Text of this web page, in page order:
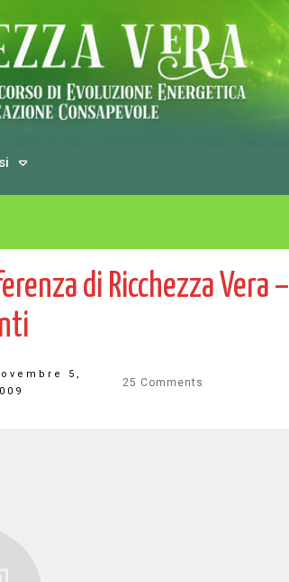
di Ricchezza Vera –
5,
25 Comments